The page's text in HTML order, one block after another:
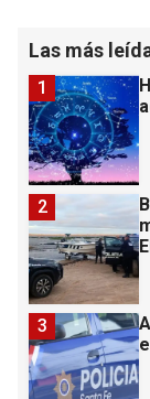
Las más
1
2
3